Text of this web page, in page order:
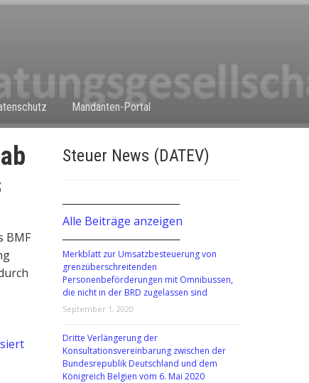
Mandanten-Portal
BMF
Steuer News (DATEV)
───────────────
Alle Beiträge anzeigen
───────────────
Merkblatt zur Umsatzbesteuerung von
grenzüberschreitenden
Personenbeförderungen mit Omnibussen,
die nicht in der BRD zugelassen sind
September 1, 2020
Dritte Verlängerung der
Konsultationsvereinbarung zwischen der
Bundesrepublik Deutschland und dem
Königreich Belgien vom 6. Mai 2020